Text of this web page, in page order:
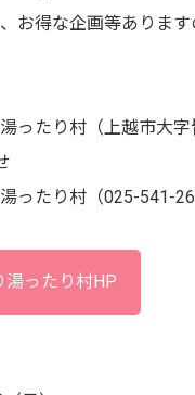
お得な企画等あります
たり村（上越市大字
たり村（025-541-
湯ったり村HP